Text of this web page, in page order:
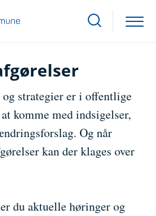
strategier er i offentlige
komme med indsigelser,
Og når
kan der klages over
du aktuelle høringer og